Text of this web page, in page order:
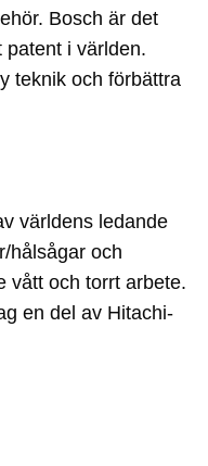
Bosch är det
patent i världen.
teknik och förbättra
världens ledande
hålsågar och
vått och torrt arbete.
en del av Hitachi-